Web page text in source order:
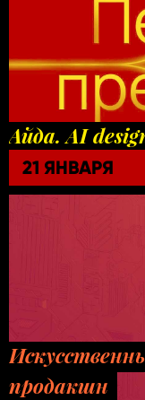
Айда. AI
21 ЯНВАРЯ
продакшн